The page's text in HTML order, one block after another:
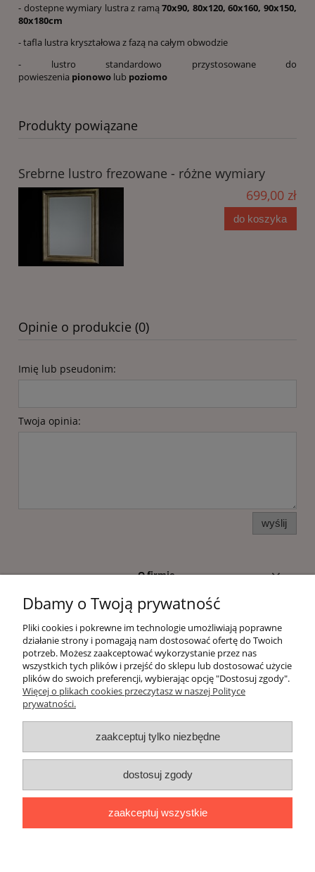
- dostepne wymiary lustra z ramą 70x90, 80x120, 60x160, 90x150,
80x180cm
- tafla lustra kryształowa z fazą na całym obwodzie
- lustro standardowo przystosowane do
powieszenia pionowo lub poziomo
Produkty powiązane
Srebrne lustro frezowane - różne wymiary
699,00 zł
do koszyka
Opinie o produkcie (0)
Imię lub pseudonim:
Twoja opinia:
wyślij
O firmie
Moje konto
Kontakt
Informacje dla klientów
pokaż pełną wersję strony
Witaj, nasz sklep internetowy wykorzystuje pliki
Zapisanych za pomocą cookies informacji używamy w celach reklamowych i
statystycznych. W programie służącym do obsługi internetu można zmienić
ustawienia dotyczące cookies. Korzystanie z naszych serwisów
Dbamy o Twoją prywatność
Pliki cookies i pokrewne im technologie umożliwiają poprawne
działanie strony i pomagają nam dostosować ofertę do Twoich
potrzeb. Możesz zaakceptować wykorzystanie przez nas
wszystkich tych plików i przejść do sklepu lub dostosować użycie
plików do swoich preferencji, wybierając opcję "Dostosuj zgody".
Więcej o plikach cookies przeczytasz w naszej Polityce
prywatności.
zaakceptuj tylko niezbędne
dostosuj zgody
zaakceptuj wszystkie